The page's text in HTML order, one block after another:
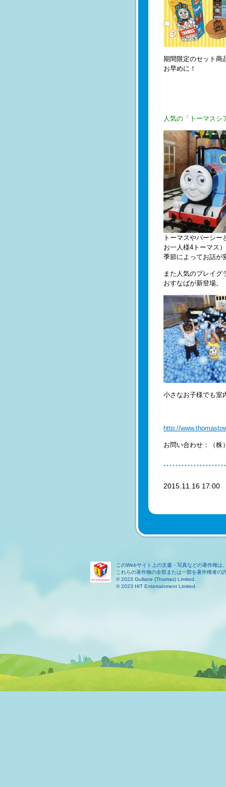
期間限定のセット商
お早めに！
人気の「トーマスシ
トーマスやパーシ
お一人様4トーマス
季節によってお話が
また人気のプレイグ
おすなばが新登場。
小さなお子様でも室
http://
お問い合わせ：（株
2015.11.16
このWebサイト上の文書・写真などの著作権
これらの著作物の全部または一部を著作権者の
© 2023 Gullane (Thomas) Limited.
© 2023 HIT Entertainment Limited.